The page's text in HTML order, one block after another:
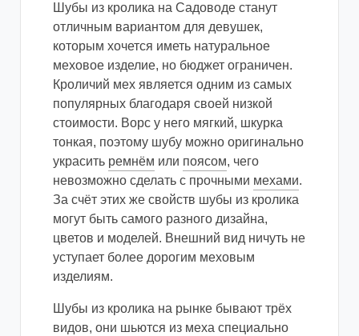
Шубы из кролика на Садоводе станут
отличным вариантом для девушек,
которым хочется иметь натуральное
меховое изделие, но бюджет ограничен.
Кроличий мех является одним из самых
популярных благодаря своей низкой
стоимости. Ворс у него мягкий, шкурка
тонкая, поэтому шубу можно оригинально
украсить ремнём или поясом, чего
невозможно сделать с прочными мехами.
За счёт этих же свойств шубы из кролика
могут быть самого разного дизайна,
цветов и моделей. Внешний вид ничуть не
уступает более дорогим меховым
изделиям.
Шубы из кролика на рынке бывают трёх
видов, они шьются из меха специально